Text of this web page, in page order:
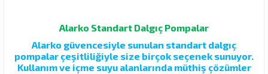
Alarko Standart Dalgıç Pompalar
Alarko güvencesiyle sunulan standart dalgıç
pompalar çeşitliliğiyle size birçok seçenek sunuyor.
Kullanım ve içme suyu alanlarında müthiş çözümler